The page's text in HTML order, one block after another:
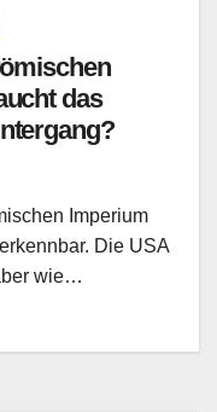
das
Imperium
Die USA
wie…